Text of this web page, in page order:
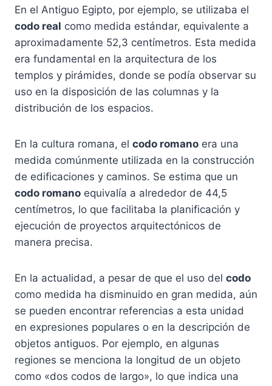
En el Antiguo Egipto, por ejemplo, se utilizaba el
codo real como medida estándar, equivalente a
aproximadamente 52,3 centímetros. Esta medida
era fundamental en la arquitectura de los
templos y pirámides, donde se podía observar su
uso en la disposición de las columnas y la
distribución de los espacios.
En la cultura romana, el codo romano era una
medida comúnmente utilizada en la construcción
de edificaciones y caminos. Se estima que un
codo romano equivalía a alrededor de 44,5
centímetros, lo que facilitaba la planificación y
ejecución de proyectos arquitectónicos de
manera precisa.
En la actualidad, a pesar de que el uso del codo
como medida ha disminuido en gran medida, aún
se pueden encontrar referencias a esta unidad
en expresiones populares o en la descripción de
objetos antiguos. Por ejemplo, en algunas
regiones se menciona la longitud de un objeto
como «dos codos de largo», lo que indica una